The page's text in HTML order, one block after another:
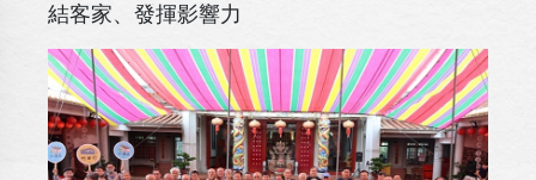
結客家、發揮影響力